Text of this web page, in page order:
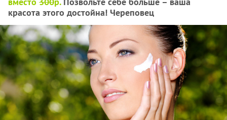
красота этого достойна! Череповец